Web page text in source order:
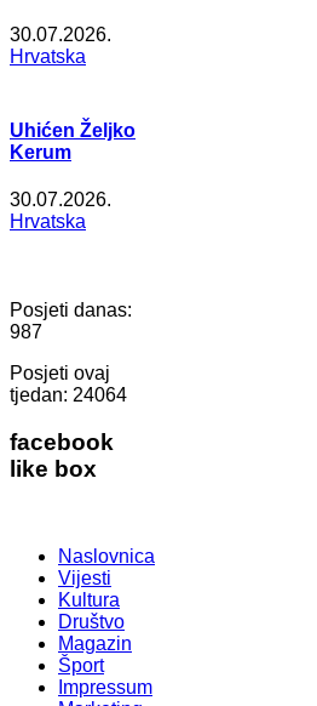
30.07.2026.
Hrvatska
Uhićen Željko
Kerum
30.07.2026.
Hrvatska
Posjeti danas:
987
Posjeti ovaj
tjedan: 24064
facebook
like box
Naslovnica
Vijesti
Kultura
Društvo
Magazin
Šport
Impressum